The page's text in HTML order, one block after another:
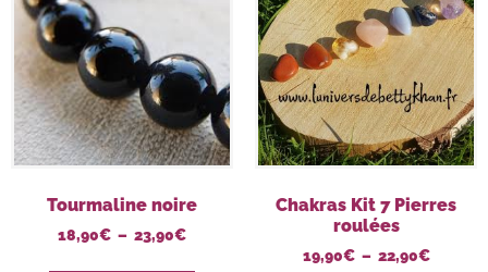
Tourmaline noire
18,90€ – 23,90€
Chakras Kit 7 Pierres
roulées
19,90€ – 22,90€